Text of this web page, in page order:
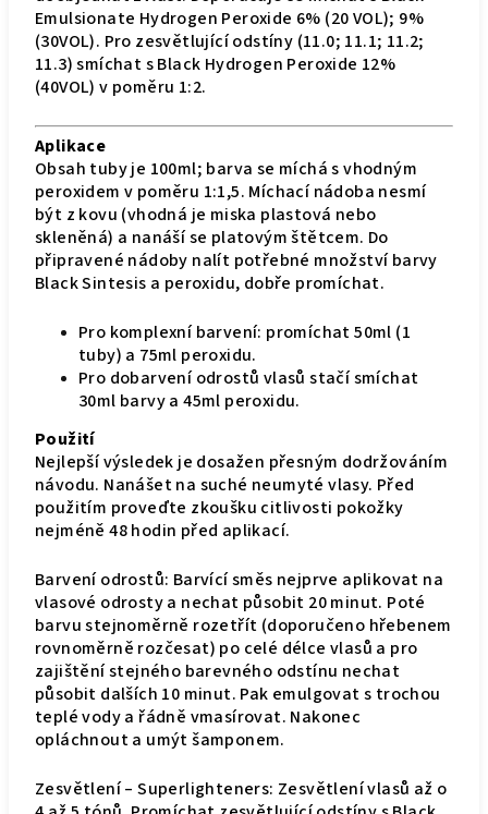
Emulsionate Hydrogen Peroxide 6% (20 VOL); 9%
(30VOL). Pro zesvětlující odstíny (11.0; 11.1; 11.2;
11.3) smíchat s Black Hydrogen Peroxide 12%
(40VOL) v poměru 1:2.
Aplikace
Obsah tuby je 100ml; barva se míchá s vhodným
peroxidem v poměru 1:1,5. Míchací nádoba nesmí
být z kovu (vhodná je miska plastová nebo
skleněná) a nanáší se platovým štětcem. Do
připravené nádoby nalít potřebné množství barvy
Black Sintesis a peroxidu, dobře promíchat.
Pro komplexní barvení: promíchat 50ml (1
tuby) a 75ml peroxidu.
Pro dobarvení odrostů vlasů stačí smíchat
30ml barvy a 45ml peroxidu.
Použití
Nejlepší výsledek je dosažen přesným dodržováním
návodu. Nanášet na suché neumyté vlasy. Před
použitím proveďte zkoušku citlivosti pokožky
nejméně 48 hodin před aplikací.
Barvení odrostů: Barvící směs nejprve aplikovat na
vlasové odrosty a nechat působit 20 minut. Poté
barvu stejnoměrně rozetřít (doporučeno hřebenem
rovnoměrně rozčesat) po celé délce vlasů a pro
zajištění stejného barevného odstínu nechat
působit dalších 10 minut. Pak emulgovat s trochou
teplé vody a řádně vmasírovat. Nakonec
opláchnout a umýt šamponem.
Zesvětlení – Superlighteners: Zesvětlení vlasů až o